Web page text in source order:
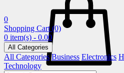
0
Shopping Cart (0)
0 item(s) - 0.00
All Categories
All Categories Business Electronics
Technology